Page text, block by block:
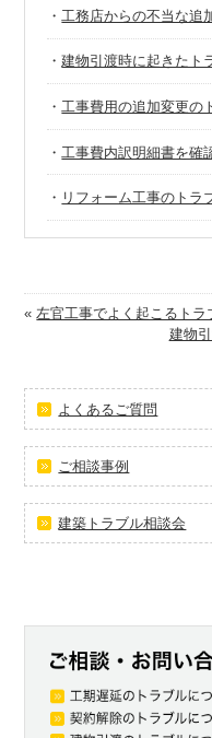
・ 工務店からの不当な追
・建物引渡時に起きたト
・工事費用の追加変更の
・ 工事費内訳明細書を確
・ リフォーム工事のトラ
«左官工事でよく起こるト
建物
よくあるご質問
ご相談事例
建築トラブル相談会